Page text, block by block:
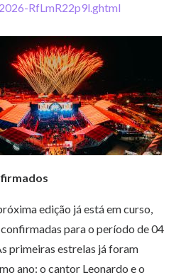
RfLmR22p9l.ghtml
edição já está em curso,
para o período de 04
primeiras estrelas já foram
ano: o cantor Leonardo e o